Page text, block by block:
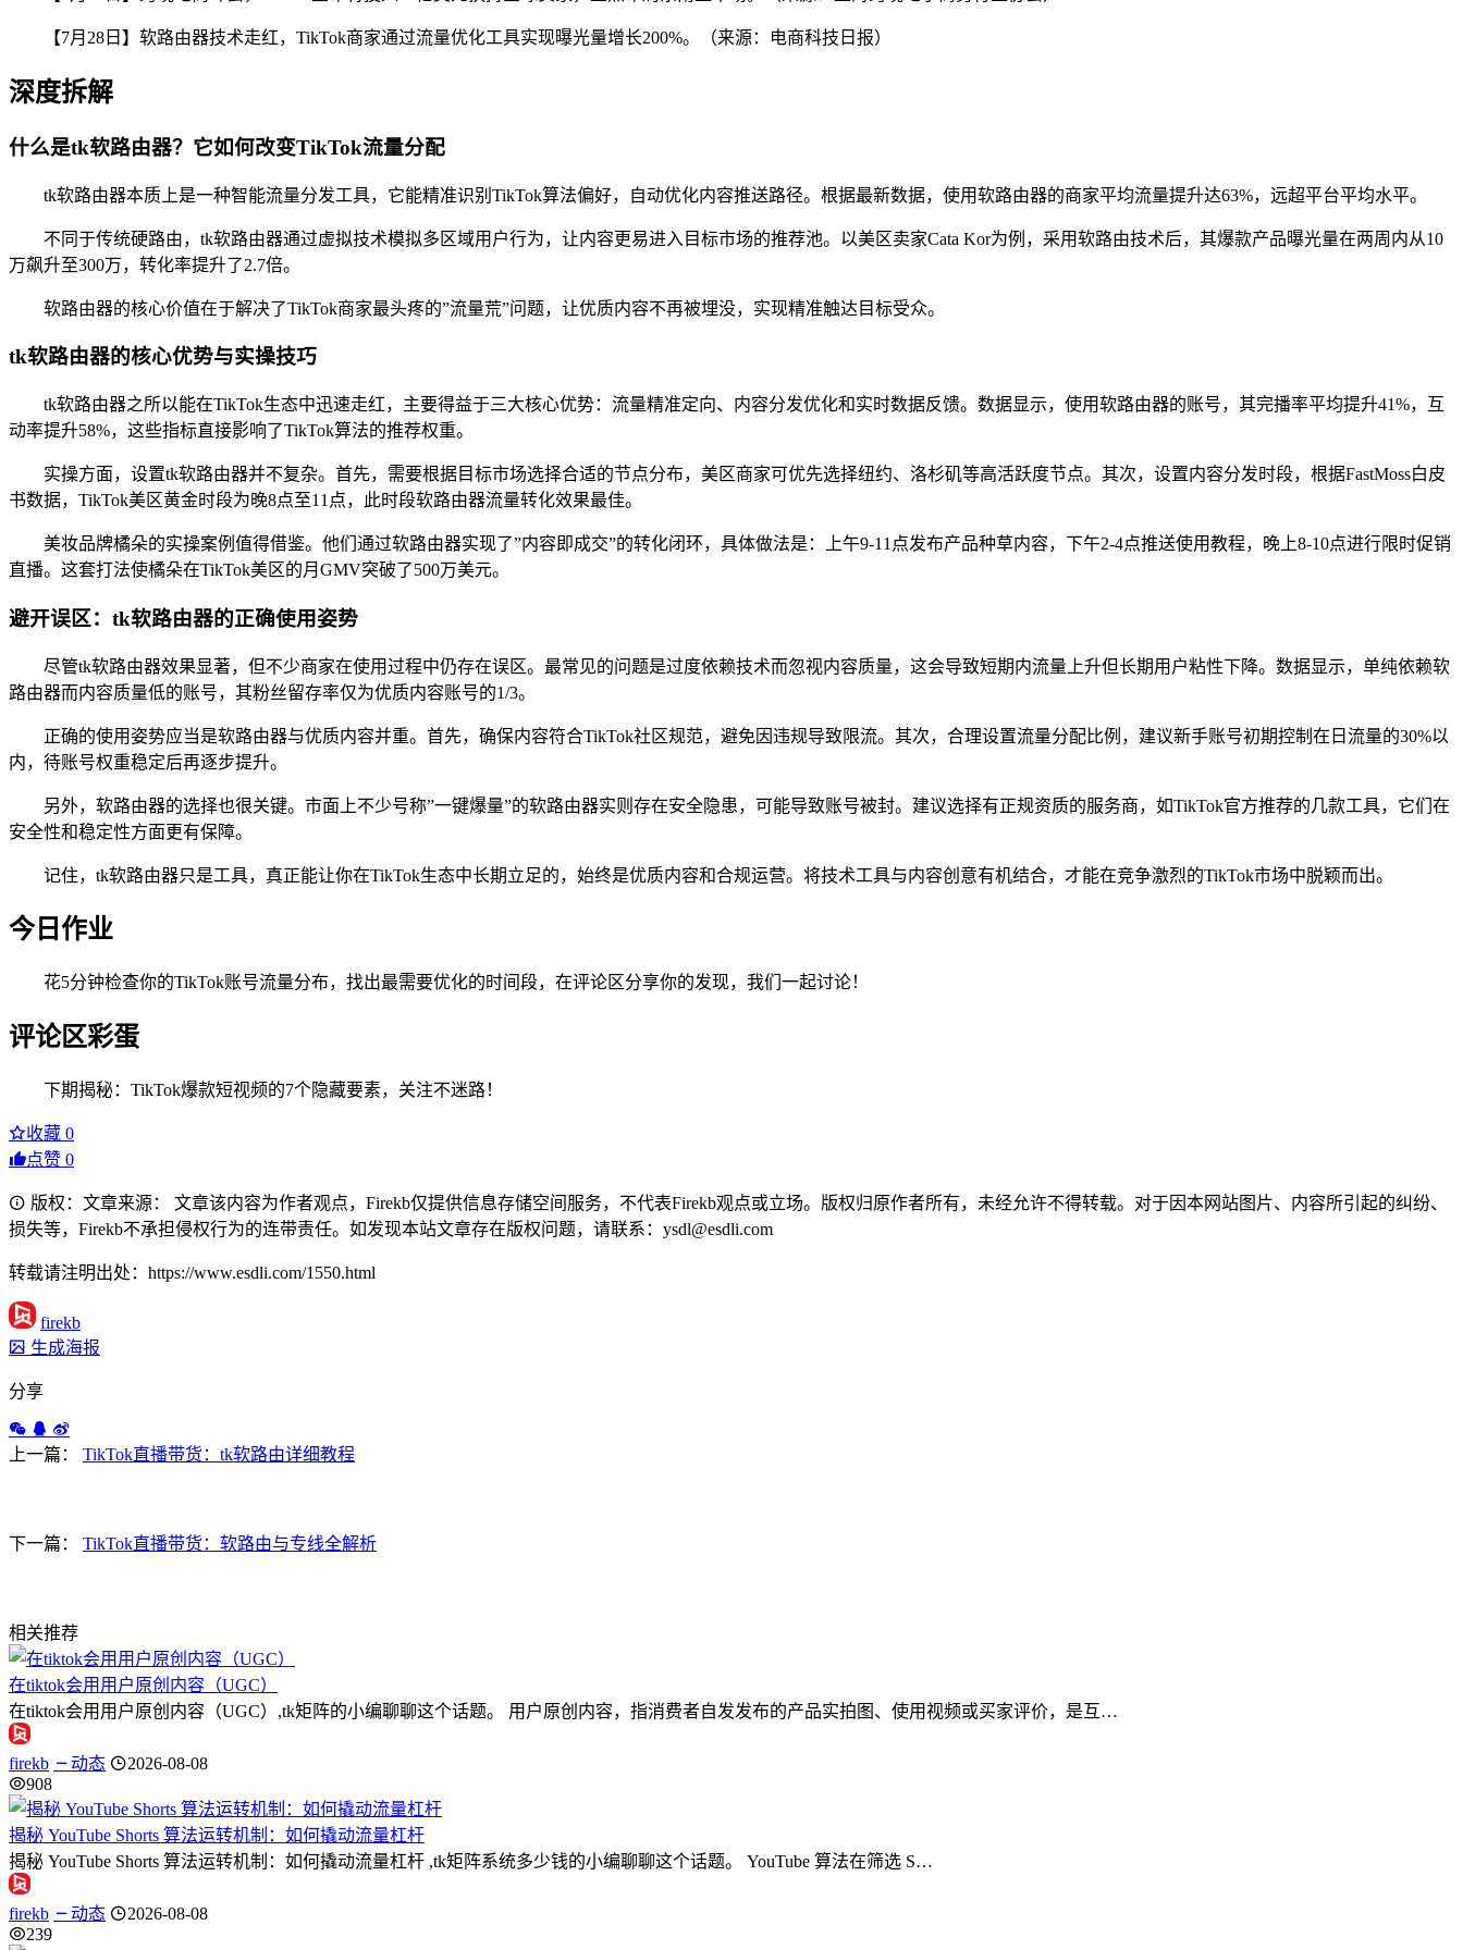
【7月28日】软路由器技术走红，TikTok商家通过流量优化工具实现曝光量增长200%。（来源：电商科技日报）
深度拆解
什么是tk软路由器？它如何改变TikTok流量分配
tk软路由器本质上是一种智能流量分发工具，它能精准识别TikTok算法偏好，自动优化内容推送路径。根据最新数据，使用软路由器的商家平均流量提升达63%，远超平台平均水平。
不同于传统硬路由，tk软路由器通过虚拟技术模拟多区域用户行为，让内容更易进入目标市场的推荐池。以美区卖家Cata Kor为例，采用软路由技术后，其爆款产品曝光量在两周内从10
万飙升至300万，转化率提升了2.7倍。
软路由器的核心价值在于解决了TikTok商家最头疼的”流量荒”问题，让优质内容不再被埋没，实现精准触达目标受众。
tk软路由器的核心优势与实操技巧
tk软路由器之所以能在TikTok生态中迅速走红，主要得益于三大核心优势：流量精准定向、内容分发优化和实时数据反馈。数据显示，使用软路由器的账号，其完播率平均提升41%，互
动率提升58%，这些指标直接影响了TikTok算法的推荐权重。
实操方面，设置tk软路由器并不复杂。首先，需要根据目标市场选择合适的节点分布，美区商家可优先选择纽约、洛杉矶等高活跃度节点。其次，设置内容分发时段，根据FastMoss白皮
书数据，TikTok美区黄金时段为晚8点至11点，此时段软路由器流量转化效果最佳。
美妆品牌橘朵的实操案例值得借鉴。他们通过软路由器实现了”内容即成交”的转化闭环，具体做法是：上午9-11点发布产品种草内容，下午2-4点推送使用教程，晚上8-10点进行限时促销
直播。这套打法使橘朵在TikTok美区的月GMV突破了500万美元。
避开误区：tk软路由器的正确使用姿势
尽管tk软路由器效果显著，但不少商家在使用过程中仍存在误区。最常见的问题是过度依赖技术而忽视内容质量，这会导致短期内流量上升但长期用户粘性下降。数据显示，单纯依赖软
路由器而内容质量低的账号，其粉丝留存率仅为优质内容账号的1/3。
正确的使用姿势应当是软路由器与优质内容并重。首先，确保内容符合TikTok社区规范，避免因违规导致限流。其次，合理设置流量分配比例，建议新手账号初期控制在日流量的30%以
内，待账号权重稳定后再逐步提升。
另外，软路由器的选择也很关键。市面上不少号称”一键爆量”的软路由器实则存在安全隐患，可能导致账号被封。建议选择有正规资质的服务商，如TikTok官方推荐的几款工具，它们在
安全性和稳定性方面更有保障。
记住，tk软路由器只是工具，真正能让你在TikTok生态中长期立足的，始终是优质内容和合规运营。将技术工具与内容创意有机结合，才能在竞争激烈的TikTok市场中脱颖而出。
今日作业
花5分钟检查你的TikTok账号流量分布，找出最需要优化的时间段，在评论区分享你的发现，我们一起讨论！
评论区彩蛋
下期揭秘：TikTok爆款短视频的7个隐藏要素，关注不迷路！
收藏 0
点赞 0
版权：文章来源： 文章该内容为作者观点，Firekb仅提供信息存储空间服务，不代表Firekb观点或立场。版权归原作者所有，未经允许不得转载。对于因本网站图片、内容所引起的纠纷、
损失等，Firekb不承担侵权行为的连带责任。如发现本站文章存在版权问题，请联系：ysdl@esdli.com
转载请注明出处：https://www.esdli.com/1550.html
firekb
生成海报
分享
上一篇： TikTok直播带货：tk软路由详细教程
下一篇： TikTok直播带货：软路由与专线全解析
相关推荐
在tiktok会用用户原创内容（UGC）
在tiktok会用用户原创内容（UGC）,tk矩阵的小编聊聊这个话题。 用户原创内容，指消费者自发发布的产品实拍图、使用视频或买家评价，是互…
firekb 动态
2026-08-08
908
揭秘 YouTube Shorts 算法运转机制：如何撬动流量杠杆
揭秘 YouTube Shorts 算法运转机制：如何撬动流量杠杆 ,tk矩阵系统多少钱的小编聊聊这个话题。 YouTube 算法在筛选 S…
firekb 动态
2026-08-08
239